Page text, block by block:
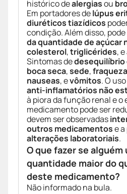
histórico dealergiasou
Em portadores delúpus
diuréticos tiazídicos
condição. Além disso,
da quantidade de açúcar
colesterol,triglicérides,
Sintomas dedesequilíbrio
boca seca,sede,fraqueza
nauseas, evômitos. O
anti-inflamatórios não
à piora da função renal e o
medicamento pode ser
devem ser observadas
outros medicamentose
alterações laboratoriais.
O que fazer se alguém
quantidade maior do
deste medicamento?
Não informado na bula.